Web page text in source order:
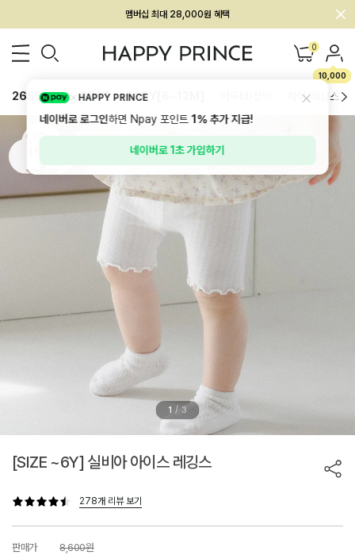
멤버십 최대 28,000원 혜택
0
10,000
26SS 신상 BEST BABY[6~12M] 하의/레깅스
1 / 3
[SIZE ~6Y] 실비아 아이스 레깅스
278개 리뷰 보기
판매가
8,600원
HAPPY PRINCE
네이버로 로그인하면 Npay 포인트1%추가 지급!
네이버로 1초 가입하기